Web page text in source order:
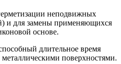
неподвижных
и для замены применяющихся
основе.
длительное время
металлическими поверхностями.